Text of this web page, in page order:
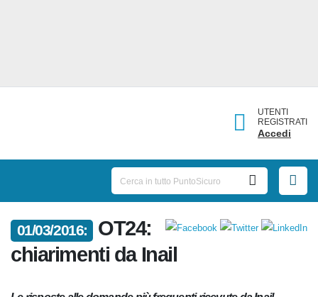
UTENTI
REGISTRATI
Accedi
01/03/2016:
OT24:
chiarimenti da Inail